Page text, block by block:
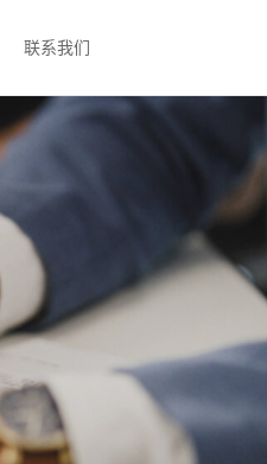
联系我们